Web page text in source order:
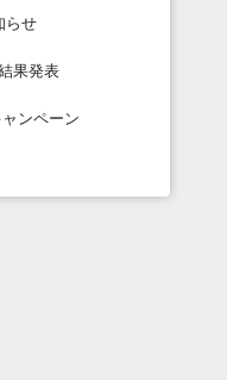
らせ
果発表
ンペーン